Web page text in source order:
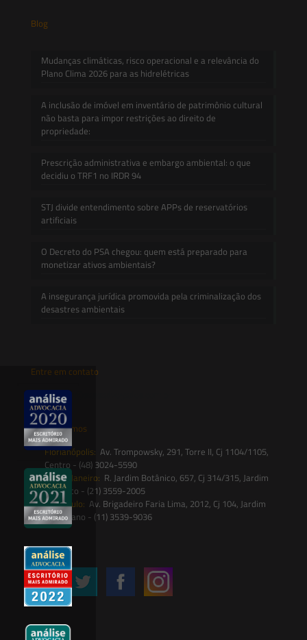
Blog
Mudanças climáticas, risco operacional e a relevância do
Plano Clima 2026 para as hidrelétricas
A inclusão de imóvel em inventário de patrimônio cultural
não basta para impor restrições ao direito de
propriedade:
Prescrição administrativa e embargo ambiental: o que
decidiu o TRF1 no IRDR 94
STJ divide entendimento sobre APPs de reservatórios
artificiais
O Decreto do PSA chegou: quem está preparado para
monetizar ativos ambientais?
A insegurança jurídica promovida pela criminalização dos
desastres ambientais
Entre em contato
contato@saesadvogados.com.br
Onde estamos
Florianópolis: Av. Trompowsky, 291, Torre II, Cj 1104/1105,
Centro - (48) 3024-5590
Rio de Janeiro: R. Jardim Botânico, 657, Cj 314/315, Jardim
Botânico - (21) 3559-2005
São Paulo: Av. Brigadeiro Faria Lima, 2012, Cj 104, Jardim
Paulistano - (11) 3539-9036
Siga-nos